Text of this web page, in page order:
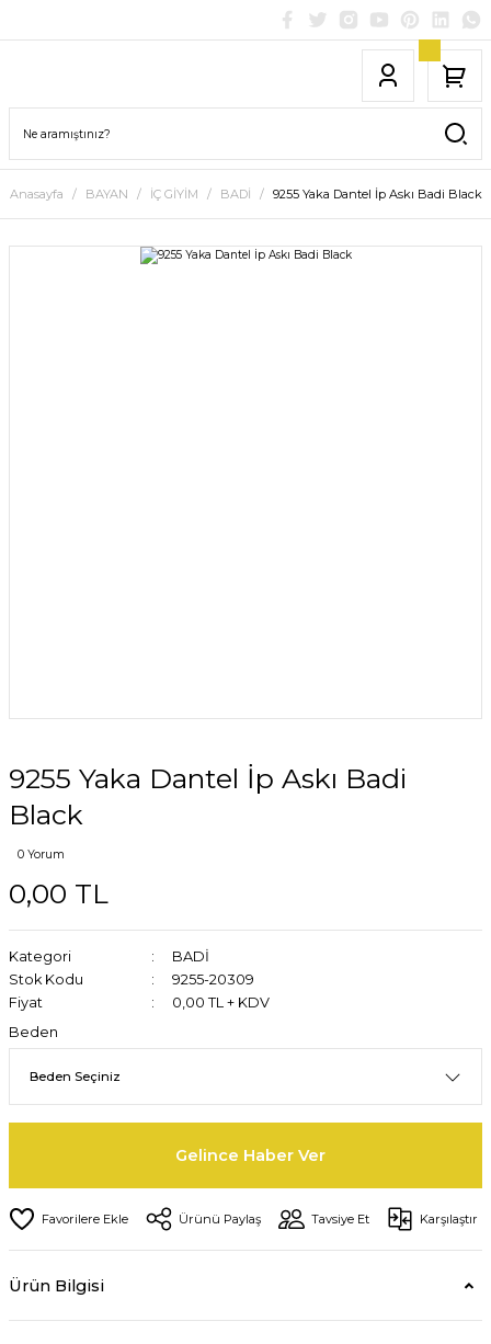
Anasayfa BAYAN İÇ GİYİM BADİ 9255 Yaka Dantel İp Askı Badi Black
9255 Yaka Dantel İp Askı Badi
Black
0 Yorum
0,00 TL
Kategori
BADİ
Stok Kodu
9255-20309
Fiyat
0,00 TL + KDV
Beden
Gelince Haber Ver
Ürünü Paylaş Tavsiye Et Karşılaştır
Ürün Bilgisi